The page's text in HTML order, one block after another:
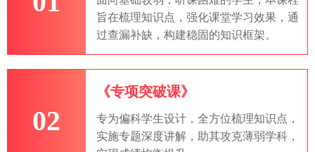
旨在梳理知识点，强化课堂学习效果，通
过查漏补缺，构建稳固的知识框架。
02
《专项突破课》
专为偏科学生设计，全方位梳理知识点，
实施专题深度讲解，助其攻克薄弱学科，